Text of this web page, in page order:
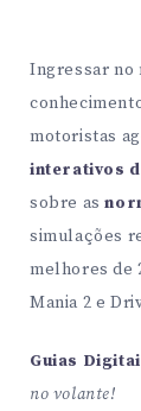
Ingressar no
motoristas
interativos
sobre as
simulações
melhores de
Mania 2 e
Guias
no volante!